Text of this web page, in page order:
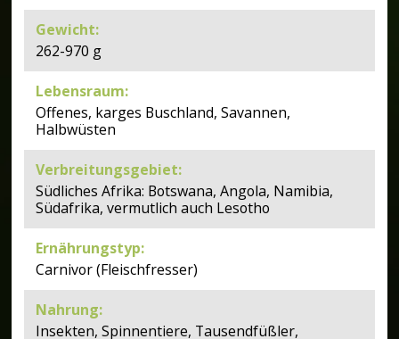
Gewicht:
262-970 g
Lebensraum:
Offenes, karges Buschland, Savannen,
Halbwüsten
Verbreitungsgebiet:
Südliches Afrika: Botswana, Angola, Namibia,
Südafrika, vermutlich auch Lesotho
Ernährungstyp:
Carnivor (Fleischfresser)
Nahrung:
Insekten, Spinnentiere, Tausendfüßler,